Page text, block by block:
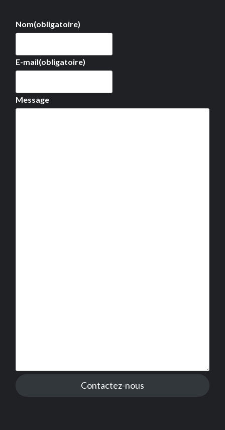
Nom(obligatoire)
E-mail(obligatoire)
Message
Contactez-nous